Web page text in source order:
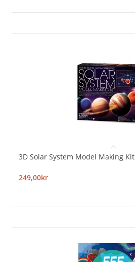
3D Solar System Model Making Kit
249,00kr